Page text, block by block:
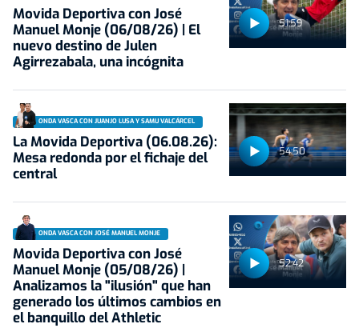
51:59
Movida Deportiva con José
Manuel Monje (06/08/26) | El
nuevo destino de Julen
Agirrezabala, una incógnita
54:50
ONDA VASCA CON JUANJO LUSA Y SAMU VALCÁRCEL
La Movida Deportiva (06.08.26):
Mesa redonda por el fichaje del
central
52:42
ONDA VASCA CON JOSÉ MANUEL MONJE
Movida Deportiva con José
Manuel Monje (05/08/26) |
Analizamos la "ilusión" que han
generado los últimos cambios en
el banquillo del Athletic